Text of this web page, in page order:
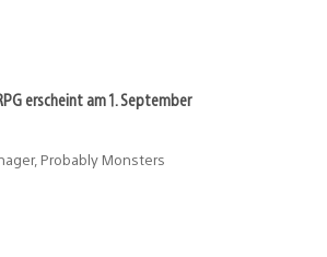
erscheint am 1. September
Probably Monsters